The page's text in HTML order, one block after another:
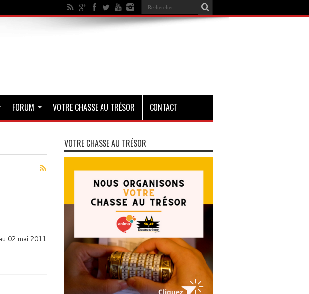
FORUM VOTRE CHASSE AU TRÉSOR CONTACT
02 mai 2011
VOTRE CHASSE AU TRÉSOR